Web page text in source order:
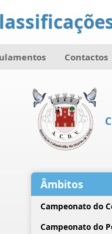
Contactos
Âmbitos
Campeonato do
Campeonato do